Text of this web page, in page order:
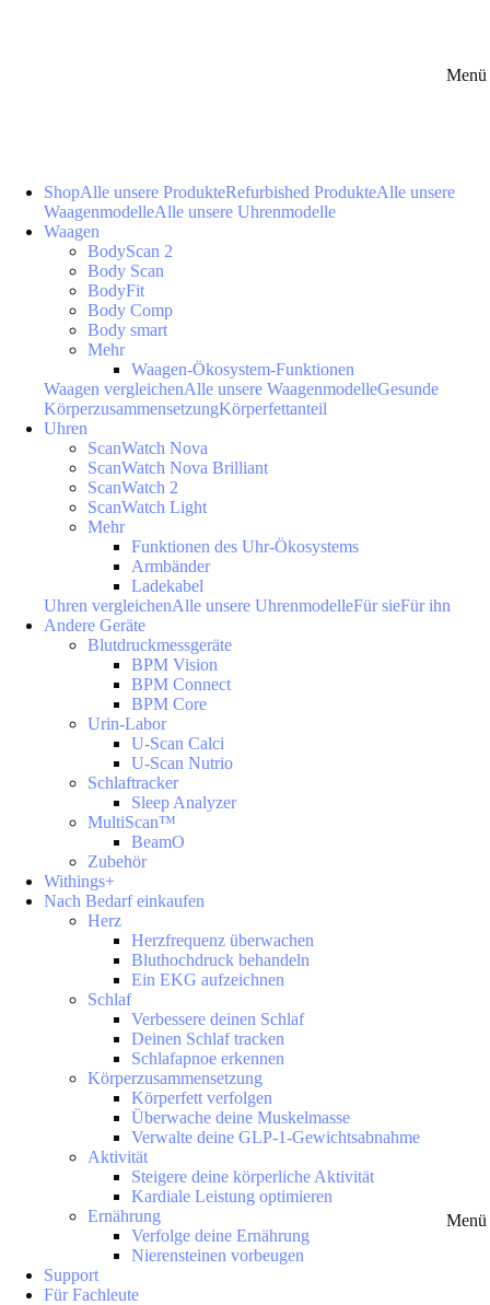
Menü
Menü
ShopAlle unsere ProdukteRefurbished ProdukteAlle unsere
WaagenmodelleAlle unsere Uhrenmodelle
Waagen
BodyScan 2
Body Scan
BodyFit
Body Comp
Body smart
Mehr
Waagen-Ökosystem-Funktionen
Waagen vergleichenAlle unsere WaagenmodelleGesunde
KörperzusammensetzungKörperfettanteil
Uhren
ScanWatch Nova
ScanWatch Nova Brilliant
ScanWatch 2
ScanWatch Light
Mehr
Funktionen des Uhr-Ökosystems
Armbänder
Ladekabel
Uhren vergleichenAlle unsere UhrenmodelleFür sieFür ihn
Andere Geräte
Blutdruckmessgeräte
BPM Vision
BPM Connect
BPM Core
Urin-Labor
U-Scan Calci
U-Scan Nutrio
Schlaftracker
Sleep Analyzer
MultiScan™
BeamO
Zubehör
Withings+
Nach Bedarf einkaufen
Herz
Herzfrequenz überwachen
Bluthochdruck behandeln
Ein EKG aufzeichnen
Schlaf
Verbessere deinen Schlaf
Deinen Schlaf tracken
Schlafapnoe erkennen
Körperzusammensetzung
Körperfett verfolgen
Überwache deine Muskelmasse
Verwalte deine GLP-1-Gewichtsabnahme
Aktivität
Steigere deine körperliche Aktivität
Kardiale Leistung optimieren
Ernährung
Verfolge deine Ernährung
Nierensteinen vorbeugen
Support
Für Fachleute